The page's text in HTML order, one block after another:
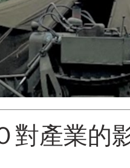
對產業的